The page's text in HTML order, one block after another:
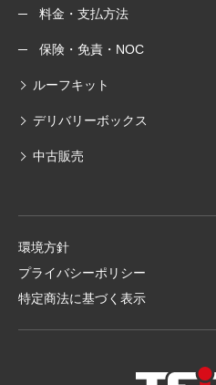
料金・支払方法
保険・免責・NOC
ルーフキット
デリバリーボックス
中古販売
環境方針
プライバシーポリシー
特定商法に基づく表示